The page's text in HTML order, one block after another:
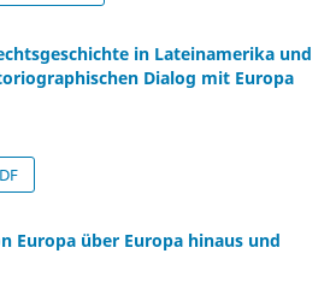
in Lateinamerika und
Dialog mit Europa
Europa über Europa hinaus und